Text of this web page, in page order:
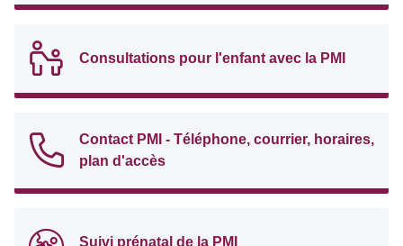
Consultations pour l'enfant avec la PMI
Contact PMI - Téléphone, courrier, horaires,
plan d'accès
Suivi prénatal de la PMI